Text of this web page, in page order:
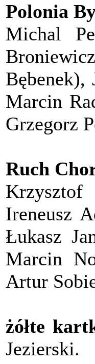
Polonia
Michal
Bębenek),
Marcin
Grzegorz
Ruch
Ireneusz
Łukasz
Marcin
Artur
żółte
Jezierski.